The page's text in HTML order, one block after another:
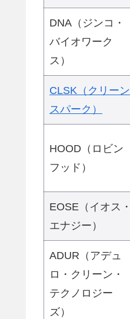
DNA（ジンコ・
バイオワーク
ス）
CLSK（クリーン
スパーク）
HOOD（ロビン
フッド）
EOSE（イオス・
エナジー）
ADUR（アデュ
ロ・クリーン・
テクノロジー
ズ）